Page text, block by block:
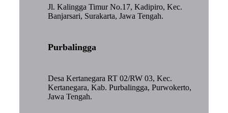
Jl. Kalingga Timur No.17, Kadipiro, Kec.
Banjarsari, Surakarta, Jawa Tengah.
Purbalingga
Desa Kertanegara RT 02/RW 03, Kec.
Kertanegara, Kab. Purbalingga, Purwokerto,
Jawa Tengah.